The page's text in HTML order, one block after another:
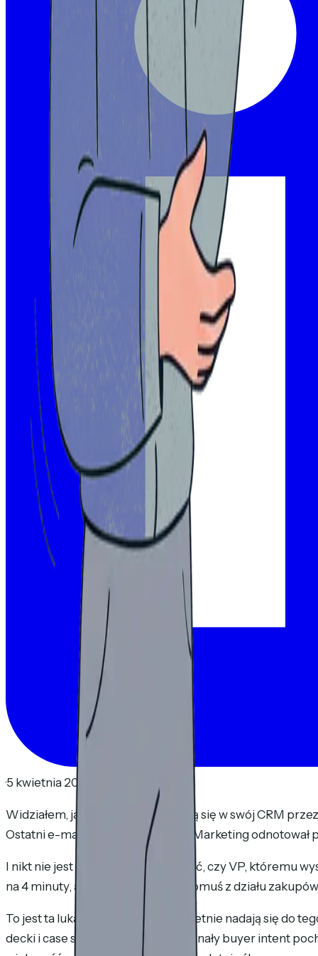
·5 kwietnia 2026
Widziałem, jak handlowcy wpatrują się w swój CRM
Ostatni e-mail pokazuje "otwarty." Marketing
I nikt nie jest w stanie mi powiedzieć, czy VP, któremu
na 4 minuty, a potem przesłała ją komuś z działu
To jest ta luka. Platformy intent świetnie nadają się do
decki i case studies, prawdziwe sygnały buyer intent